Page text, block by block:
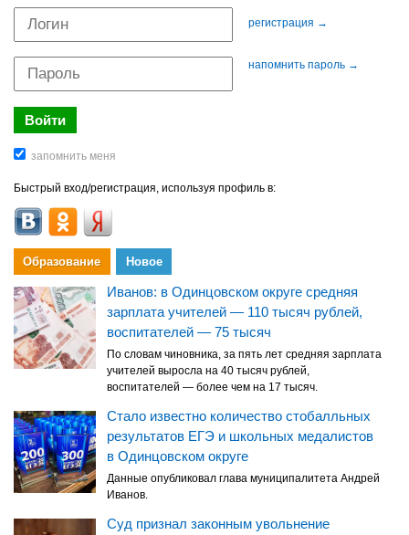
регистрация →
напомнить пароль →
Быстрый вход/регистрация, используя профиль в:
Образование Новое
Иванов: в Одинцовском округе средняя
зарплата учителей — 110 тысяч рублей,
воспитателей — 75 тысяч
По словам чиновника, за пять лет средняя зарплата
учителей выросла на 40 тысяч рублей,
воспитателей — более чем на 17 тысяч.
Стало известно количество стобалльных
результатов ЕГЭ и школьных медалистов
в Одинцовском округе
Данные опубликовал глава муниципалитета Андрей
Иванов.
Суд признал законным увольнение